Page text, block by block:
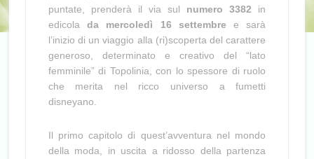
puntate, prenderà il via sul numero 3382 in
edicolada mercoledì 16 settembre e sarà
l’inizio di un viaggio alla (ri)scoperta del carattere
generoso, determinato e creativo del “lato
femminile” di Topolinia, con lo spessore di ruolo
che merita nel ricco universo a fumetti
disneyano.
Il primo capitolo di quest’avventura nel mondo
della moda, in uscita a ridosso della partenza